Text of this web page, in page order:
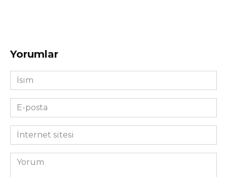
Yorumlar
İsim
*
E-
posta
*İnternet
sitesi
Yorum